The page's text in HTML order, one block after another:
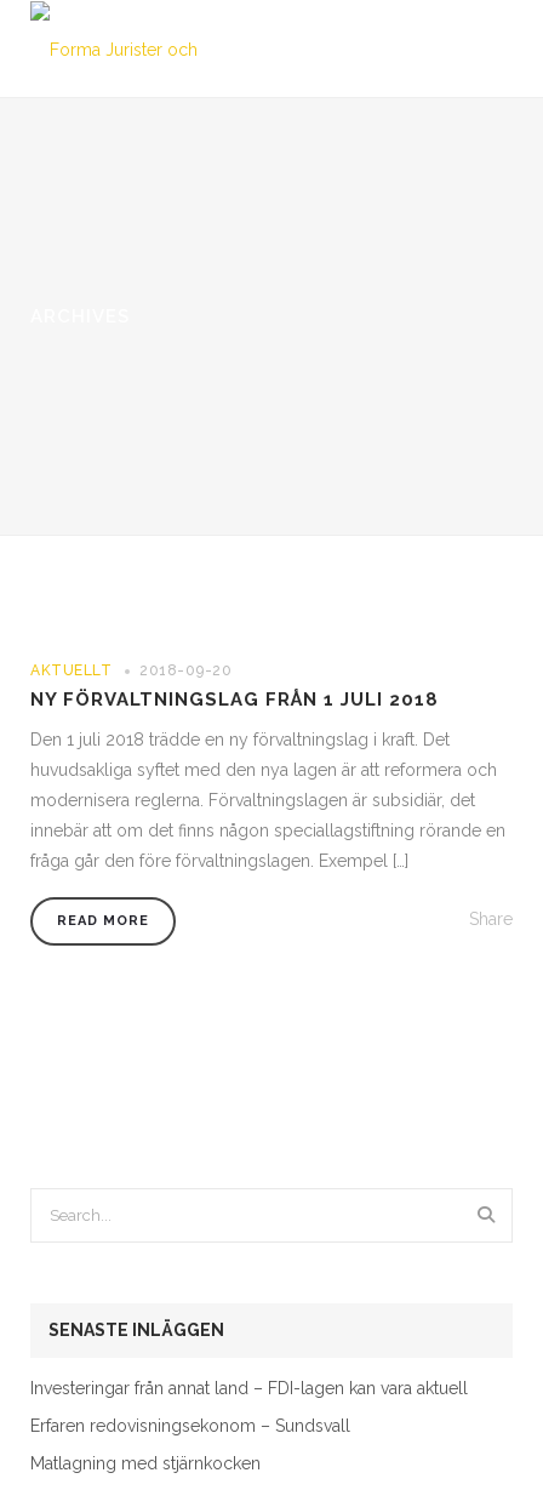
AKTUELLT 2018-09-20
NY FÖRVALTNINGSLAG FRÅN 1 JULI 2018
Den 1 juli 2018 trädde en ny förvaltningslag i kraft. Det
huvudsakliga syftet med den nya lagen är att reformera och
modernisera reglerna. Förvaltningslagen är subsidiär, det
innebär att om det finns någon speciallagstiftning rörande en
fråga går den före förvaltningslagen. Exempel […]
READ MORE Share
SENASTE INLÄGGEN
Investeringar från annat land – FDI-lagen kan vara aktuell
Erfaren redovisningsekonom – Sundsvall
Matlagning med stjärnkocken